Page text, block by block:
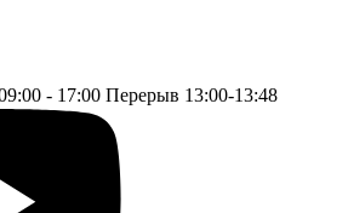
- 17:00 Перерыв 13:00-13:48